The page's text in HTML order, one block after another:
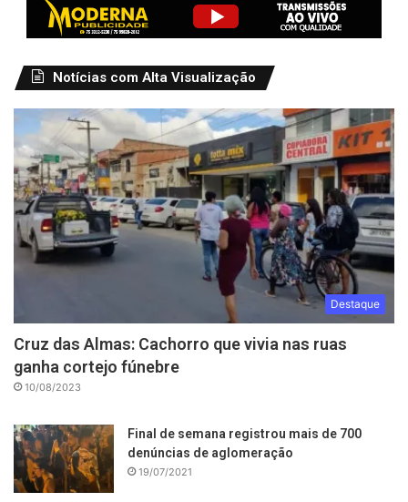
Notícias com Alta Visualização
Destaque
Cruz das Almas: Cachorro que vivia nas ruas
ganha cortejo fúnebre
10/08/2023
Final de semana registrou mais de 700
denúncias de aglomeração
19/07/2021